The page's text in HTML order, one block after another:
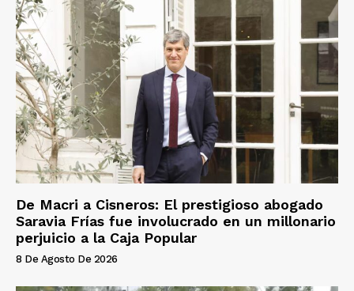
De Macri a Cisneros: El prestigioso abogado
Saravia Frías fue involucrado en un millonario
perjuicio a la Caja Popular
8 De Agosto De 2026